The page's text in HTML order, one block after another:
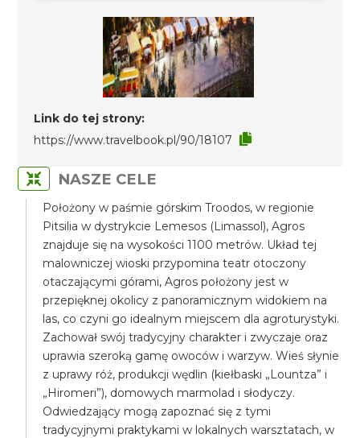
Link do tej strony:
https://www.travelbook.pl/90/18107
NASZE CELE
Położony w paśmie górskim Troodos, w regionie
Pitsilia w dystrykcie Lemesos (Limassol), Agros
znajduje się na wysokości 1100 metrów. Układ tej
malowniczej wioski przypomina teatr otoczony
otaczającymi górami, Agros położony jest w
przepięknej okolicy z panoramicznym widokiem na
las, co czyni go idealnym miejscem dla agroturystyki.
Zachował swój tradycyjny charakter i zwyczaje oraz
uprawia szeroką gamę owoców i warzyw. Wieś słynie
z uprawy róż, produkcji wędlin (kiełbaski „Lountza” i
„Hiromeri”), domowych marmolad i słodyczy.
Odwiedzający mogą zapoznać się z tymi
tradycyjnymi praktykami w lokalnych warsztatach, w